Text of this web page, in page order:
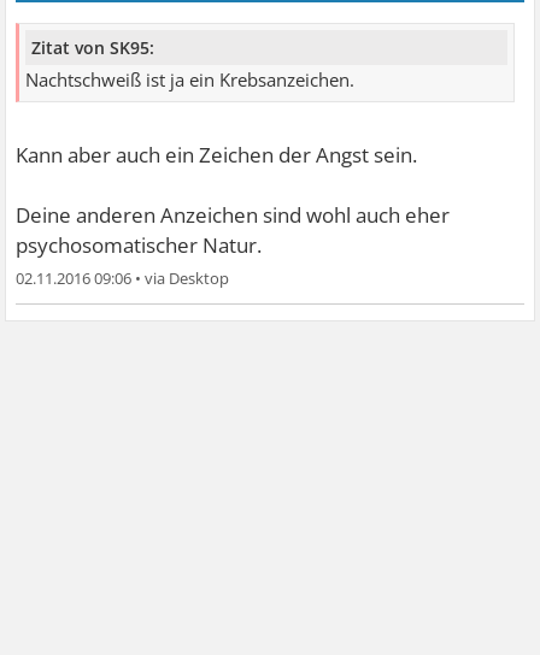
Zitat von SK95:
Nachtschweiß ist ja ein Krebsanzeichen.
Kann aber auch ein Zeichen der Angst sein.
Deine anderen Anzeichen sind wohl auch eher
psychosomatischer Natur.
02.11.2016 09:06 •